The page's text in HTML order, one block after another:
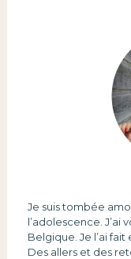
Je suis tombée
l’adolescence. J’ai
Belgique. Je l’ai fait
Des allers et des